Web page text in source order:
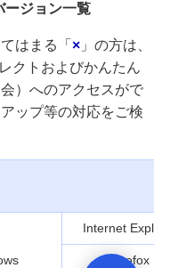
ージョン一覧
はまる「 ×」の方は、
クトおよびかんたん
）へのアクセスがで
ップ等の対応をご検
Internet
Firefox